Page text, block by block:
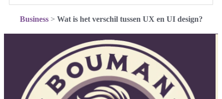
Business> Wat is het verschil tussen UX en UI design?